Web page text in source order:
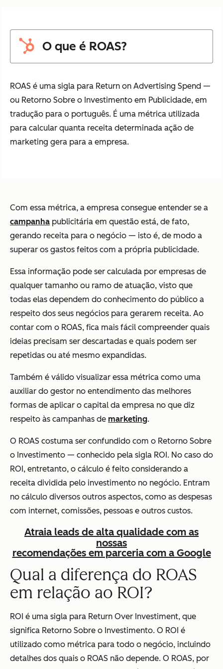
O que é ROAS?
ROAS é uma sigla para Return on Advertising Spend —
ou Retorno Sobre o Investimento em Publicidade, em
tradução para o português. É uma métrica utilizada
para calcular quanta receita determinada ação de
marketing gera para a empresa.
Com essa métrica, a empresa consegue entender se a
campanha publicitária em questão está, de fato,
gerando receita para o negócio — isto é, de modo a
superar os gastos feitos com a própria publicidade.
Essa informação pode ser calculada por empresas de
qualquer tamanho ou ramo de atuação, visto que
todas elas dependem do conhecimento do público a
respeito dos seus negócios para gerarem receita. Ao
contar com o ROAS, fica mais fácil compreender quais
ideias precisam ser descartadas e quais podem ser
repetidas ou até mesmo expandidas.
Também é válido visualizar essa métrica como uma
auxiliar do gestor no entendimento das melhores
formas de aplicar o capital da empresa no que diz
respeito às campanhas de marketing.
O ROAS costuma ser confundido com o Retorno Sobre
o Investimento — conhecido pela sigla ROI. No caso do
ROI, entretanto, o cálculo é feito considerando a
receita dividida pelo investimento no negócio. Entram
no cálculo diversos outros aspectos, como as despesas
com internet, comissões, pessoas e outros custos.
Atraia leads de alta qualidade com as
nossas
recomendações em parceria com a Google
Qual a diferença do ROAS
em relação ao ROI?
ROI é uma sigla para Return Over Investiment, que
significa Retorno Sobre o Investimento. O ROI é
utilizado como métrica para todo o negócio, incluindo
detalhes dos quais o ROAS não depende. O ROAS, por